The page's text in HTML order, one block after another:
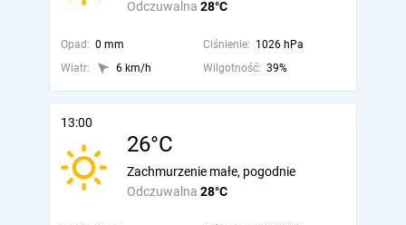
Odczuwalna 28°C
Opad: 0 mm Ciśnienie: 1026 hPa
Wiatr:
6 km/h Wilgotność: 39%
13:00
26°C
Odczuwalna 28°C
Zachmurzenie małe, pogodnie